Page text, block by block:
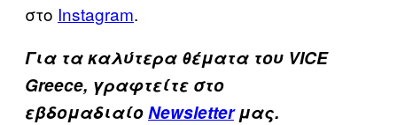
στο Ιnstagram.
Για τα καλύτερα θέματα του VICE
Greece, γραφτείτε στο
εβδομαδιαίοNewsletterμας.